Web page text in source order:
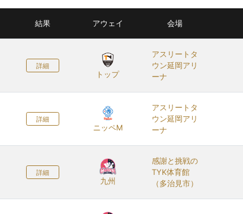
結果 アウェイ 会場
詳細
トップ
アスリートタ
ウン延岡アリ
ーナ
詳細
ニッペM
アスリートタ
ウン延岡アリ
ーナ
詳細
九州
感謝と挑戦の
TYK体育館
（多治見市）